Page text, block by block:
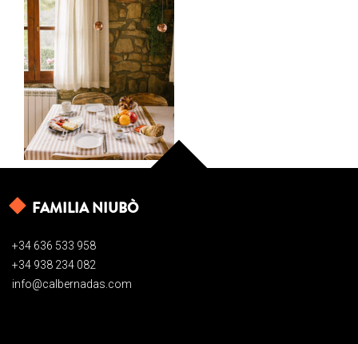
FAMILIA NIUBÒ
+34 636 533 958
+34 938 234 082
info@calbernadas.com